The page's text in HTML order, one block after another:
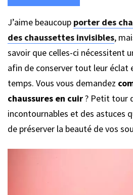
J’aime beaucoup porter des
des chaussettes invisibles,
savoir que celles-ci nécessitent
afin de conserver tout leur éclat
temps. Vous vous demandez
chaussures en cuir? Petit tour
incontournables et des astuces
de préserver la beauté de vos